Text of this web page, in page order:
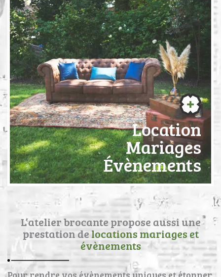
Location
Mariages
Évènements
L’atelier brocante propose aussi une
prestation de locations mariages et
évènements